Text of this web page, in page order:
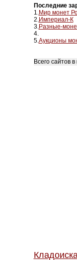
Последние
1.Мир монет
2.Империал-К
3.Разные-
4.
5.Аукционы
Всего сайтов